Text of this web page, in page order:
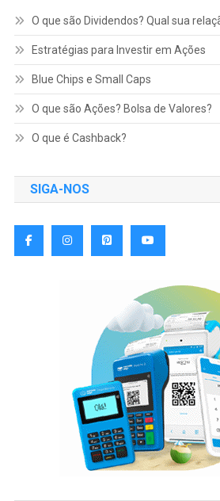
O que são Dividendos? Qual sua
Estratégias para Investir em Ações
Blue Chips e Small Caps
O que são Ações? Bolsa de Valores?
O que é Cashback?
SIGA-NOS